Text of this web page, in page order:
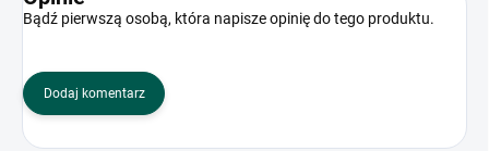
Bądź pierwszą osobą, która napisze opinię do tego produktu.
Dodaj komentarz